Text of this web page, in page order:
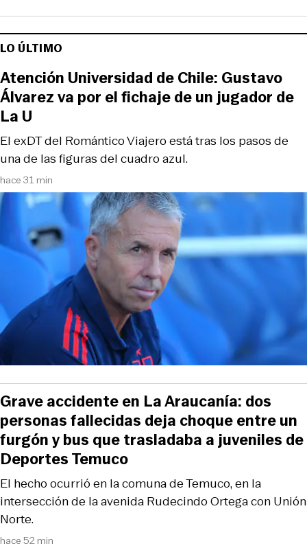
LO ÚLTIMO
hace 31 min
El exDT del Romántico Viajero está tras los pasos de
una de las figuras del cuadro azul.
Atención Universidad de Chile: Gustavo
Álvarez va por el fichaje de un jugador de
La U
hace 52 min
El hecho ocurrió en la comuna de Temuco, en la
intersección de la avenida Rudecindo Ortega con Unión
Norte.
Grave accidente en La Araucanía: dos
personas fallecidas deja choque entre un
furgón y bus que trasladaba a juveniles de
Deportes Temuco